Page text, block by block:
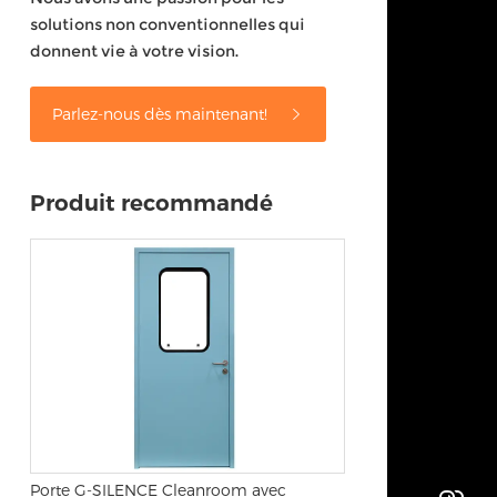
solutions non conventionnelles qui
donnent vie à votre vision.
Parlez-nous dès maintenant!
Produit recommandé
Porte G-SILENCE Cleanroom avec